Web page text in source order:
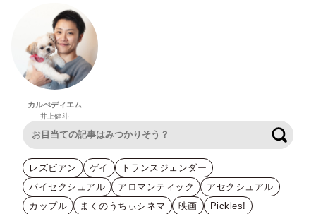
カルぺディエム
井上健斗
レズビアン ゲイ
トランスジェンダー
バイセクシュアル
アロマンティック
アセクシュアル
カップル
まくのうちぃシネマ 映画
Pickles!